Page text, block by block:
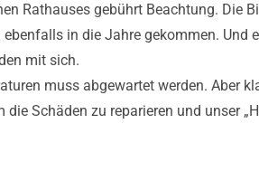
Rathauses gebührt Beachtung. Die
in die Jahre gekommen. Und
mit sich.
muss abgewartet werden. Aber
Schäden zu reparieren und unser